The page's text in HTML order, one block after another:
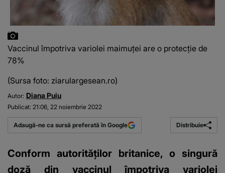
Vaccinul împotriva variolei maimuței are o protecție de
78%
(Sursa foto: ziarulargesean.ro)
Autor: Diana Puiu
Publicat: 21:06, 22 noiembrie 2022
Adaugă-ne ca sursă preferată în Google Distribuie
Conform autorităților britanice, o singură
doză din vaccinul împotriva variolei